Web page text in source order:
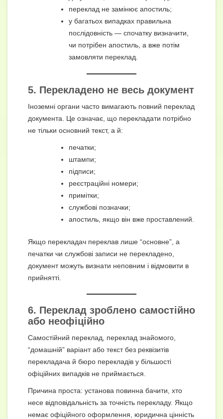
переклад не замінює апостиль;
у багатьох випадках правильна
послідовність — спочатку визначити,
чи потрібен апостиль, а вже потім
замовляти переклад.
5. Перекладено не весь документ
Іноземні органи часто вимагають повний переклад
документа. Це означає, що перекладати потрібно
не тільки основний текст, а й:
печатки;
штампи;
підписи;
реєстраційні номери;
примітки;
службові позначки;
апостиль, якщо він вже проставлений.
Якщо перекладач переклав лише “основне”, а
печатки чи службові записи не перекладено,
документ можуть визнати неповним і відмовити в
прийнятті.
6. Переклад зроблено самостійно
або неофіційно
Самостійний переклад, переклад знайомого,
“домашній” варіант або текст без реквізитів
перекладача й бюро перекладів у більшості
офіційних випадків не приймається.
Причина проста: установа повинна бачити, хто
несе відповідальність за точність перекладу. Якщо
немає офіційного оформлення, юридична цінність